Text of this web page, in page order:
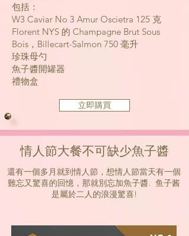
包括：
W3 Caviar No 3 Amur Oscietra 125 克
Florent NYS 的 Champagne Brut Sous
Bois，Billecart-Salmon 750 毫升
珍珠母勺
魚子醬開罐器
禮物盒
立即購買
情人節大餐不可缺少魚子醬
還有一個多月就到情人節，想情人節當天有一個
難忘又驚喜的回憶，那就別忘加魚子醬. 鱼子酱
是屬於二人的浪漫驚喜!